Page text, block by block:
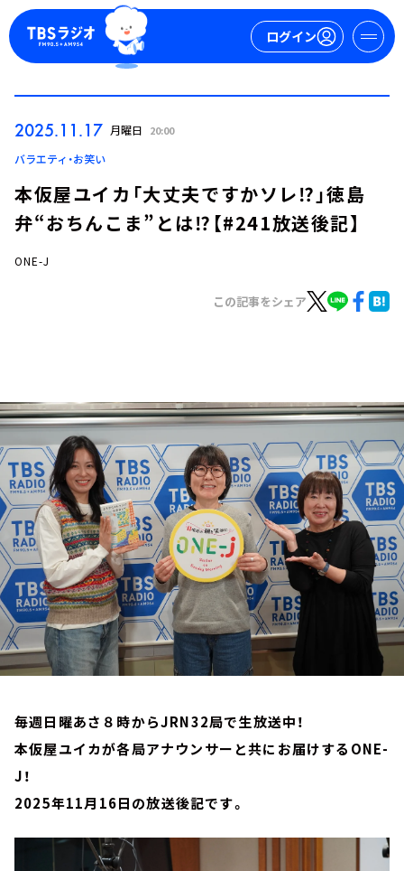
ログイン
ログイン
お知らせ
イベント・グッズ
YouTube
会社情報
2025.11.17 月曜日 20:00
バラエティ・お笑い
本仮屋ユイカ「大丈夫ですかソレ⁉」徳島
弁“おちんこま”とは⁉【#241放送後記】
ONE-J
この記事をシェア
毎週日曜あさ８時からJRN32局で生放送中！
本仮屋ユイカが各局アナウンサーと共にお届けするONE-
J！
2025年11月16日の放送後記です。